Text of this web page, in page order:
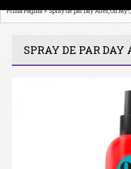
Prima Pagină>Spray de par Day After, Oh
SPRAY DE PAR